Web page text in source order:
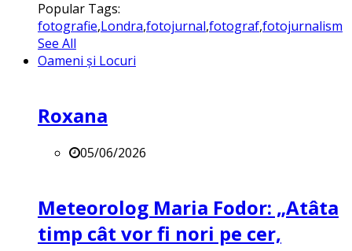
Popular Tags:
fotografie,Londra,fotojurnal,fotograf,fotojurnalism
See All
Oameni și Locuri
Roxana
05/06/2026
Meteorolog Maria Fodor: „Atâta
timp cât vor fi nori pe cer,